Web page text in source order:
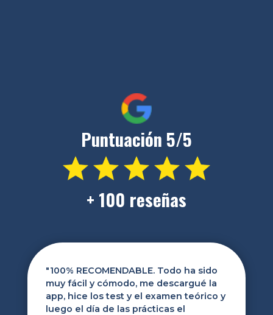
Puntuación 5/5
+ 100 reseñas
"100% RECOMENDABLE. Todo ha sido
muy fácil y cómodo, me descargué la
app, hice los test y el examen teórico y
luego el día de las prácticas el